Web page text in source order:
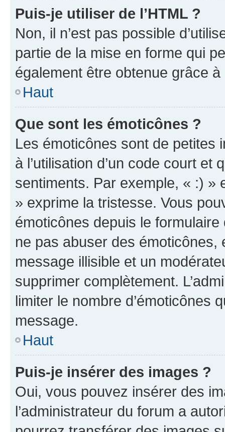
Puis-je utiliser de l’HTML ?
Non, il n’est pas possible
partie de la mise en forme qui
également être obtenue grâce à
Haut
Que sont les émoticônes ?
Les émoticônes sont de petites
à l’utilisation d’un code court et
sentiments. Par exemple, « :) »
» exprime la tristesse. Vous
émoticônes depuis le
ne pas abuser des
message illisible et un
supprimer complètement.
limiter le nombre d’émoticônes
message.
Haut
Puis-je insérer des images ?
Oui, vous pouvez insérer des
l’administrateur du forum a